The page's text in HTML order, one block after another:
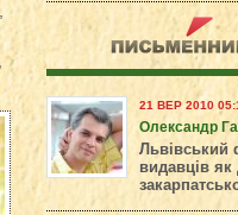
21 ВЕР 2010
Олександр
Львівський
видавців як